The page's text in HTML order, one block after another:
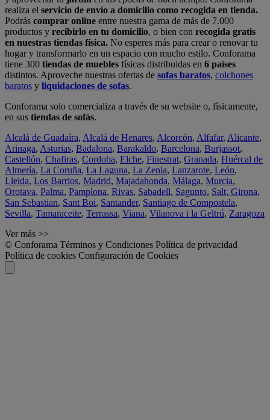
realiza el servicio de envío a domicilio como recogida en tienda.
Podrás comprar online entre nuestra gama de más de 7.000
productos y recibirlo en tu domicilio, o bien con recogida gratis
en nuestras tiendas física. No esperes más para crear o renovar tu
hogar y transformarlo en un espacio con mucho estilo. Conforama
tiene 300 tiendas de muebles físicas distribuidas en 6 países
distintos. Aproveche nuestras ofertas de sofas baratos, colchones
baratos y liquidaciones de sofas.
Conforama solo comercializa a través de su website o, físicamente,
en sus tiendas de sofás.
Alcalá de Guadaíra, Alcalá de Henares, Alcorcón, Alfafar, Alicante,
Arinaga, Asturias, Badalona, Barakaldo, Barcelona, Burjassot,
Castellón, Chafiras, Cordoba, Elche, Finestrat, Granada, Huércal de
Almería, La Coruña, La Laguna, La Zenia, Lanzarote, León,
Lleida, Los Barrios, Madrid, Majadahonda, Málaga, Murcia,
Orotava, Palma, Pamplona, Rivas, Sabadell, Sagunto, Salt, Girona,
San Sebastian, Sant Boi, Santander, Santiago de Compostela,
Sevilla, Tamaraceite, Terrassa, Viana, Vilanova i la Geltrú, Zaragoza
Ver más >>
© Conforama Términos y Condiciones Política de privacidad
Política de cookies Configuración de Cookies